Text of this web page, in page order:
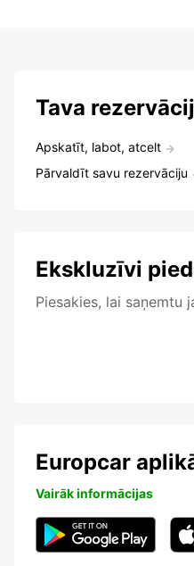
Tava
Apskatīt, labot, atcelt
Pārvaldīt savu rezervāciju
Ekskluzīvi
Piesakies, lai saņemtu
Europcar
Vairāk informācijas